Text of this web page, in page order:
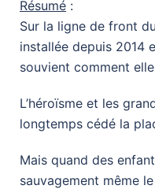
Résumé :
Sur la ligne de front
installée depuis 2014
souvient comment
L’héroïsme et les
longtemps cédé la
Mais quand des
sauvagement même